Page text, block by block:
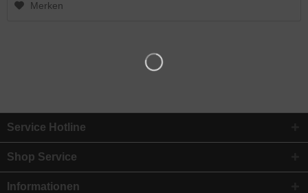
Merken
Service Hotline
Shop Service
Informationen